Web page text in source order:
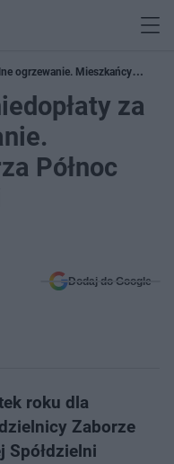
ogrzewanie. Mieszkańcy
za
Północ
Dodaj do Google
roku dla
Zaborze
Spółdzielni